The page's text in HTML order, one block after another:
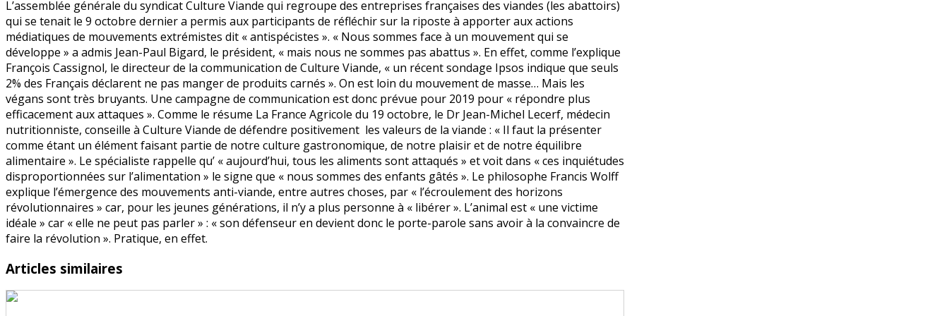
:
la
riposte,
enfin
L’assemblée générale du syndicat Culture Viande qui regroupe des entreprises françaises des viandes (les abattoirs)
qui se tenait le 9 octobre dernier a permis aux participants de réfléchir sur la riposte à apporter aux actions
médiatiques de mouvements extrémistes dit « antispécistes ». « Nous sommes face à un mouvement qui se
développe » a admis Jean-Paul Bigard, le président, « mais nous ne sommes pas abattus ». En effet, comme l’explique
François Cassignol, le directeur de la communication de Culture Viande, « un récent sondage Ipsos indique que seuls
2% des Français déclarent ne pas manger de produits carnés ». On est loin du mouvement de masse… Mais les
végans sont très bruyants. Une campagne de communication est donc prévue pour 2019 pour « répondre plus
efficacement aux attaques ». Comme le résume La France Agricole du 19 octobre, le Dr Jean-Michel Lecerf, médecin
nutritionniste, conseille à Culture Viande de défendre positivement les valeurs de la viande : « Il faut la présenter
comme étant un élément faisant partie de notre culture gastronomique, de notre plaisir et de notre équilibre
alimentaire ». Le spécialiste rappelle qu’ « aujourd’hui, tous les aliments sont attaqués » et voit dans « ces inquiétudes
disproportionnées sur l’alimentation » le signe que « nous sommes des enfants gâtés ». Le philosophe Francis Wolff
explique l’émergence des mouvements anti-viande, entre autres choses, par « l’écroulement des horizons
révolutionnaires » car, pour les jeunes générations, il n’y a plus personne à « libérer ». L’animal est « une victime
idéale » car « elle ne peut pas parler » : « son défenseur en devient donc le porte-parole sans avoir à la convaincre de
faire la révolution ». Pratique, en effet.
Articles similaires